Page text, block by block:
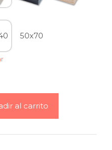
50x70
al carrito